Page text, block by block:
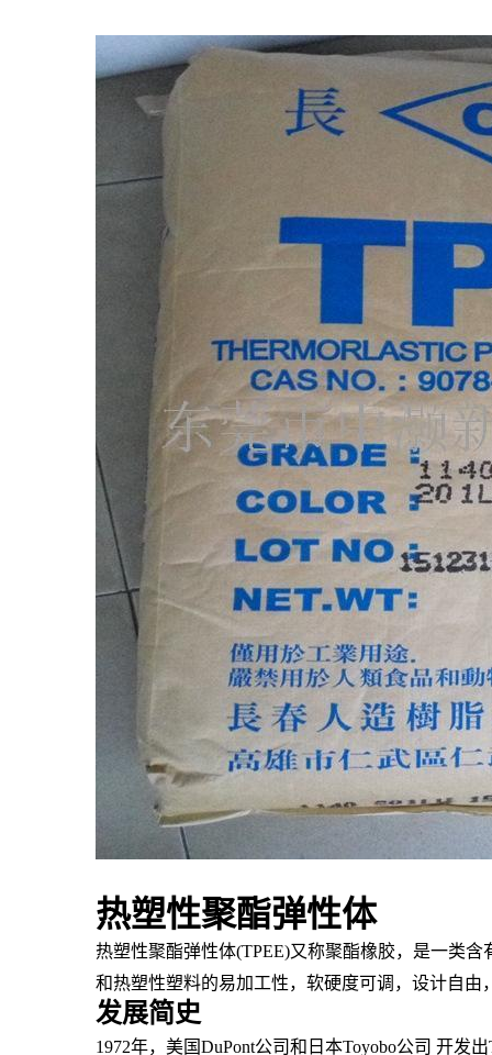
热塑性聚酯弹性体
热塑性聚酯弹性体(TPEE)又称聚酯橡胶，是一类含
和热塑性塑料的易加工性，软硬度可调， 设计自由
发展简史
1972年，美国DuPont公司和日本Toyobo公司 开发